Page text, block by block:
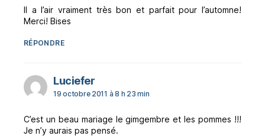
Il a l’air vraiment très bon et parfait pour l’automne!
Merci! Bises
RÉPONDRE
Lucieferdit :
19 octobre 2011 à 8 h 23 min
C’est un beau mariage le gimgembre et les pommes !!!
Je n’y aurais pas pensé.